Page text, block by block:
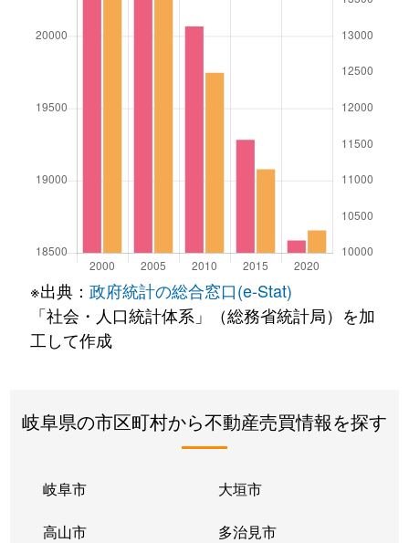
※出典： 政府統計の総合窓口(e-Stat)
「社会・人口統計体系」（総務省統計局）を加
工して作成
岐阜県の市区町村から不動産売買情報を探す
岐阜市 大垣市
高山市 多治見市